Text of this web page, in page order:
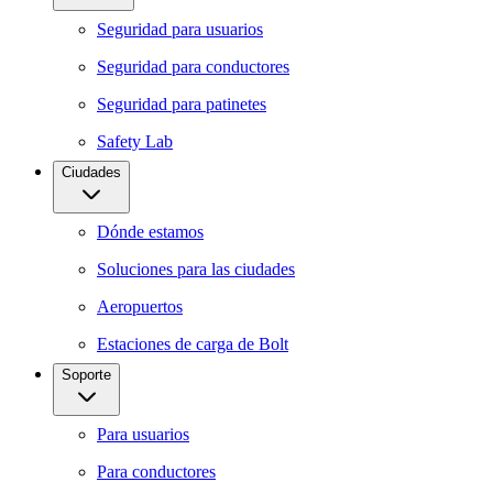
Seguridad para usuarios
Seguridad para conductores
Seguridad para patinetes
Safety Lab
Ciudades
Dónde estamos
Soluciones para las ciudades
Aeropuertos
Estaciones de carga de Bolt
Soporte
Para usuarios
Para conductores